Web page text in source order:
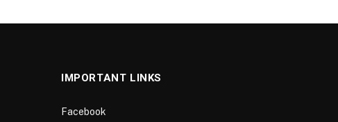
IMPORTANT LINKS
Facebook